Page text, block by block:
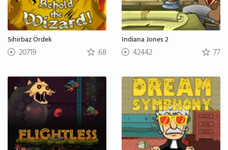
Sihirbaz Ördek
20719 68
Indiana Jones 2
42442 77